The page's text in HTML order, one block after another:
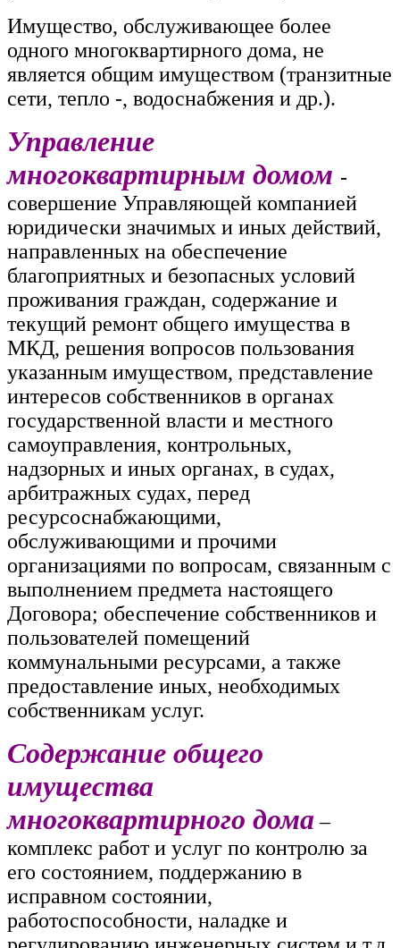
Имущество, обслуживающее более
одного многоквартирного дома, не
является общим имуществом (транзитные
сети, тепло -, водоснабжения и др.).
Управление
многоквартирным домом -
совершение Управляющей компанией
юридически значимых и иных действий,
направленных на обеспечение
благоприятных и безопасных условий
проживания граждан, содержание и
текущий ремонт общего имущества в
МКД, решения вопросов пользования
указанным имуществом, представление
интересов собственников в органах
государственной власти и местного
самоуправления, контрольных,
надзорных и иных органах, в судах,
арбитражных судах, перед
ресурсоснабжающими,
обслуживающими и прочими
организациями по вопросам, связанным с
выполнением предмета настоящего
Договора; обеспечение собственников и
пользователей помещений
коммунальными ресурсами, а также
предоставление иных, необходимых
собственникам услуг.
Содержание общего
имущества
многоквартирного дома–
комплекс работ и услуг по контролю за
его состоянием, поддержанию в
исправном состоянии,
работоспособности, наладке и